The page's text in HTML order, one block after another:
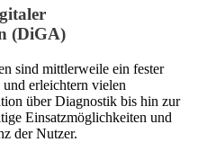
(DiGA)
sind mittlerweile ein fester
erleichtern vielen
über Diagnostik bis hin zur
Einsatzmöglichkeiten und
der Nutzer.